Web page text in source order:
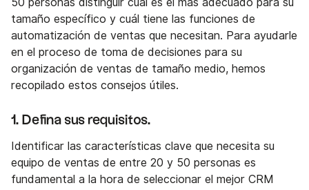
tamaño específico y cuál tiene las funciones de
automatización de ventas que necesitan. Para ayudarle
en el proceso de toma de decisiones para su
organización de ventas de tamaño medio, hemos
recopilado estos consejos útiles.
1. Defina sus requisitos.
Identificar las características clave que necesita su
equipo de ventas de entre 20 y 50 personas es
fundamental a la hora de seleccionar el mejor CRM